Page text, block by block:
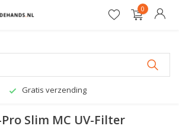
0
Gratis verzending
Slim MC UV-Filter